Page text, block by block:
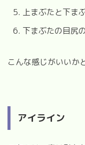
上まぶたと下ま
下まぶたの目尻
こんな感じがいいか
アイライン